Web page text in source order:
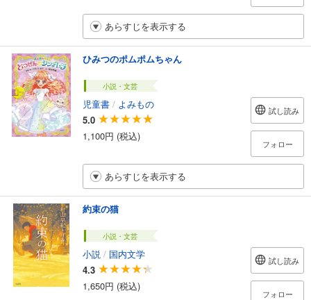
あらすじを表示する
ひみつのポムポムちゃん
小説・文芸
児童書 / よみもの
5.0
1,100円 (税込)
試し読み
フォロー
あらすじを表示する
約束の猫
小説・文芸
小説 / 国内文学
4.3
1,650円 (税込)
試し読み
フォロー